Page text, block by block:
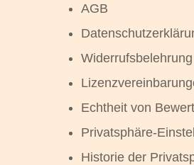
AGB
Widerrufsbelehrung
Echtheit von
Privatsphäre-
Historie der